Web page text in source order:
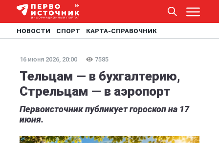
НОВОСТИ СПОРТ КАРТА-СПРАВОЧНИК
16 июня 2026, 20:00 7585
Тельцам — в бухгалтерию,
Стрельцам — в аэропорт
Первоисточник публикует гороскоп на 17
июня.